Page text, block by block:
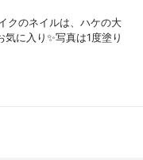
クのネイルは、ハケの大
に入り✨写真は1度塗り